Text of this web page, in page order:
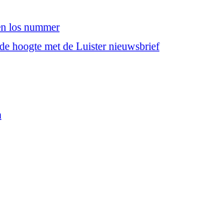
los nummer
hoogte met de Luister nieuwsbrief